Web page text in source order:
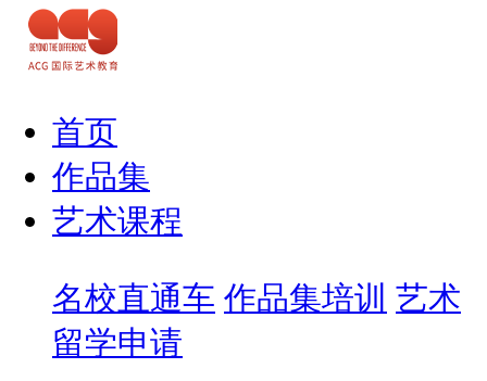
首页
作品集
艺术课程
名校直通车 作品集培训 艺术
留学申请